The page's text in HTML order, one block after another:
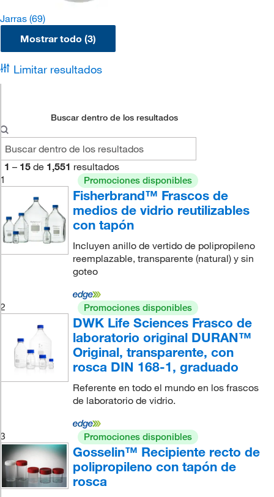
Jarras (69)
Mostrar todo (3)
Limitar resultados
Buscar dentro de los resultados
1 – 15 de 1,551 resultados
1
Promociones disponibles
Fisherbrand™ Frascos de
medios de vidrio reutilizables
con tapón
Incluyen anillo de vertido de polipropileno
reemplazable, transparente (natural) y sin
goteo
2 Promociones disponibles
DWK Life Sciences Frasco de
laboratorio original DURAN™
Original, transparente, con
rosca DIN 168-1, graduado
Referente en todo el mundo en los frascos
de laboratorio de vidrio.
3 Promociones disponibles
Gosselin™ Recipiente recto de
polipropileno con tapón de
rosca